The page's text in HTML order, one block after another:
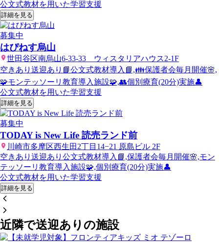
公文式教材を用いた学習支援
詳細を見る
募集中
はぴねす烏山
世田谷区南烏山6-33-33 ウィスタリアハウス2-1F
空きあり 送迎あり 📘公文式教材導入📘,👪保護者会毎月開催🌸,
🧩モンテッソーリ教育導入施設🧩,👥個別療育(20分)実施👤
公文式教材を用いた学習支援
詳細を見る
募集中
TODAY is New Life 読売ランド前
川崎市多摩区西生田2丁目14−21 原島ビル 2F
空きあり 送迎あり 公文式教材導入📘,保護者会毎月開催🌸,モン
テッソーリ教育導入施設🧩,個別療育(20分)実施👤
公文式教材を用いた学習支援
詳細を見る
近隣で送迎ありの施設